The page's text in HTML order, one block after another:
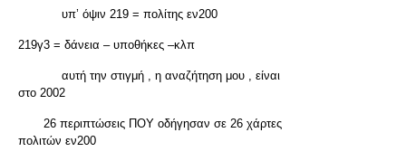
υπ’ όψιν 219 = πολίτης εν200
219γ3 = δάνεια – υποθήκες –κλπ
αυτή την στιγμή , η αναζήτηση μου , είναι
στο 2002
26 περιπτώσεις ΠΟΥ οδήγησαν σε 26 χάρτες
πολιτών εν200